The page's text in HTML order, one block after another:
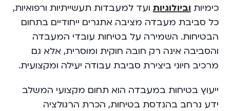
כימיות וביולוגיות ועד למעבדות תעשייתיות ורפואיות,
כל סביבת מעבדה מציבה אתגרים ייחודיים בתחום
הבטיחות. השמירה על בטיחות עובדי המעבדה
והסביבה אינה רק חובה חוקית ומוסרית, אלא גם
מרכיב חיוני ביצירת סביבת עבודה יעילה ומקצועית.
ייעוץ בטיחות במעבדה הוא תחום מקצועי המשלב
ידע נרחב בהנדסת בטיחות, הכרת הרגולציה